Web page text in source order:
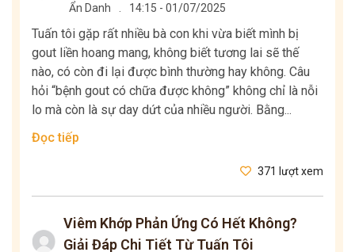
Ẩn Danh 14:15 - 01/07/2025
Tuấn tôi gặp rất nhiều bà con khi vừa biết mình bị
gout liền hoang mang, không biết tương lai sẽ thế
nào, có còn đi lại được bình thường hay không. Câu
hỏi “bệnh gout có chữa được không” không chỉ là nỗi
lo mà còn là sự day dứt của nhiều người. Bằng...
Đọc tiếp
371 lượt xem
Viêm Khớp Phản Ứng Có Hết Không?
Giải Đáp Chi Tiết Từ Tuấn Tôi